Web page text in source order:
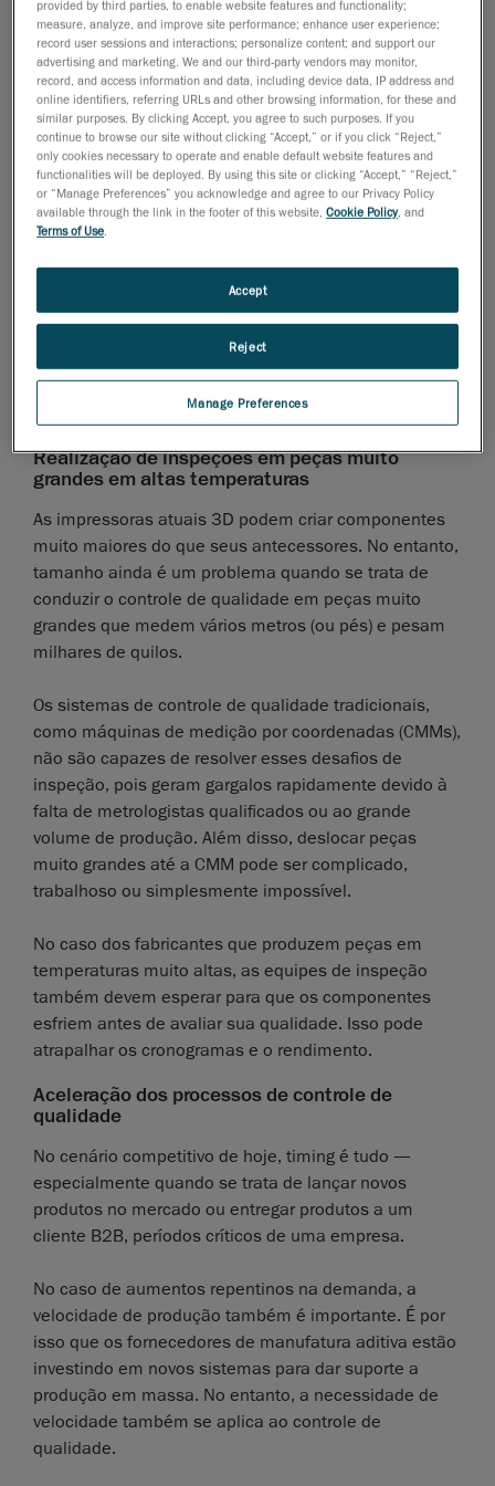
produção de componentes, especialmente peças de
metal.
Nos processos de manufatura aditiva, a impressão em
3D das peças ocorre camada por camada. No
entanto, é possível que a resistência do plano das
camadas nem sempre seja consistente. Em teoria, os
técnicos poderiam avaliar cada camada impressa; no
entanto, na realidade, esse processo seria demorado,
Equipes de inspeção em processos de manufatura
eficiência que cada peça impressa em 3D seja
consistente e atendam à intenção do projeto original e
as tolerâncias esperadas.
Realização de inspeções em peças muito
grandes em altas temperaturas
As impressoras atuais 3D podem criar componentes
muito maiores do que seus antecessores. No entanto,
tamanho ainda é um problema quando se trata de
conduzir o controle de qualidade em peças muito
grandes que medem vários metros (ou pés) e pesam
milhares de quilos.
Os sistemas de controle de qualidade tradicionais,
como máquinas de medição por coordenadas (CMMs),
não são capazes de resolver esses desafios de
inspeção, pois geram gargalos rapidamente devido à
falta de metrologistas qualificados ou ao grande
volume de produção. Além disso, deslocar peças
muito grandes até a CMM pode ser complicado,
trabalhoso ou simplesmente impossível.
No caso dos fabricantes que produzem peças em
temperaturas muito altas, as equipes de inspeção
também devem esperar para que os componentes
esfriem antes de avaliar sua qualidade. Isso pode
atrapalhar os cronogramas e o rendimento.
Aceleração dos processos de controle de
qualidade
No cenário competitivo de hoje, timing é tudo —
especialmente quando se trata de lançar novos
produtos no mercado ou entregar produtos a um
cliente B2B, períodos críticos de uma empresa.
No caso de aumentos repentinos na demanda, a
velocidade de produção também é importante. É por
isso que os fornecedores de manufatura aditiva estão
investindo em novos sistemas para dar suporte a
produção em massa. No entanto, a necessidade de
velocidade também se aplica ao controle de
qualidade.
provided by third parties, to enable website features and functionality;
measure, analyze, and improve site performance; enhance user experience;
record user sessions and interactions; personalize content; and support our
advertising and marketing. We and our third-party vendors may monitor,
record, and access information and data, including device data, IP address and
online identifiers, referring URLs and other browsing information, for these and
similar purposes. By clicking Accept, you agree to such purposes. If you
continue to browse our site without clicking “Accept,” or if you click “Reject,”
only cookies necessary to operate and enable default website features and
functionalities will be deployed. By using this site or clicking “Accept,” “Reject,”
or “Manage Preferences” you acknowledge and agree to our Privacy Policy
available through the link in the footer of this website,Cookie Policy, and
Terms of Use.
Manage Preferences
Reject
Accept